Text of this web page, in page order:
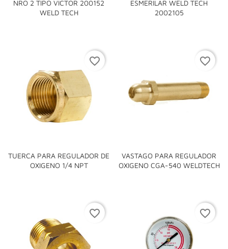
NRO 2 TIPO VICTOR 200152
WELD TECH
ESMERILAR WELD TECH
2002105
TUERCA PARA REGULADOR DE
OXIGENO 1/4 NPT
favorite_border
VASTAGO PARA REGULADOR
OXIGENO CGA-540 WELDTECH
favorite_border
favorite_border favorite_border